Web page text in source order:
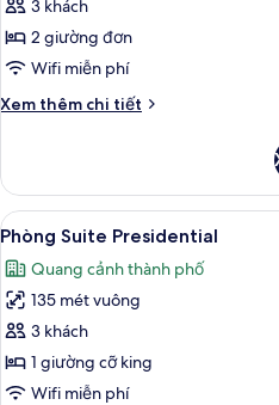
góc
(Skyline
View)
Phòng
Suite
Junior,
giường
3 khách
2 giường đơn
Wifi miễn phí
Xem thêm chi tiết
Chi
Phòng
Suite
Junior,
giường
đơn
Xem
tất
cả
ảnh
Phòng
Suite
Presidential
10
Phòng Suite Presidential
Quang cảnh thành phố
135 mét vuông
3 khách
1 giường cỡ king
Wifi miễn phí